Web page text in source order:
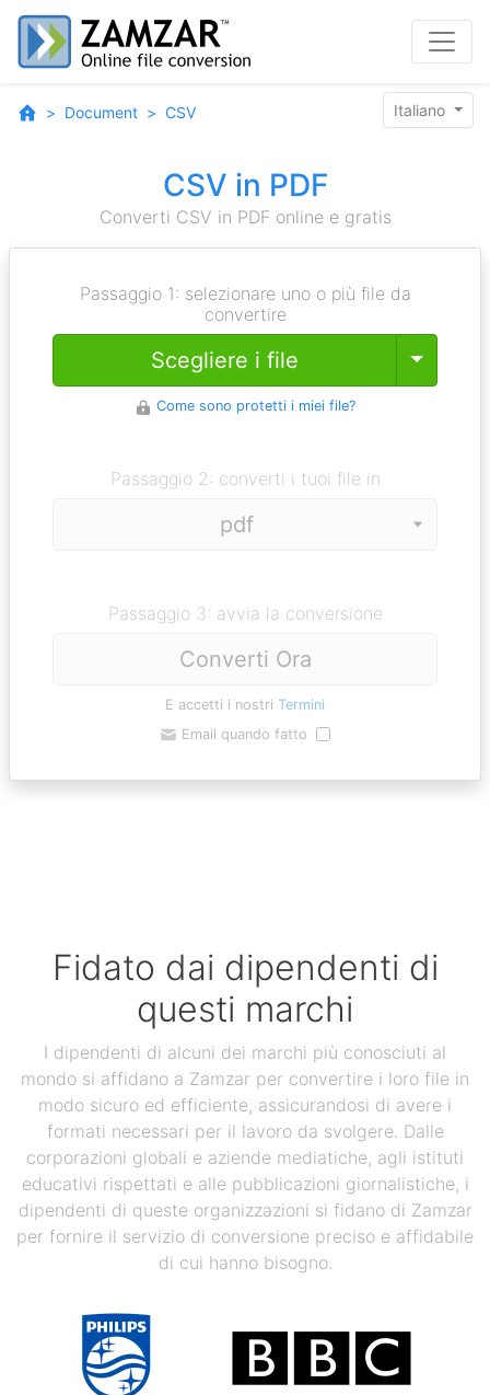
Document CSV Italiano
CSV in PDF
Converti CSV in PDF online e gratis
Passaggio 1: selezionare uno o più file da
convertire
Scegliere i file Toggle
Come sono protetti i miei file?
Passaggio 2: converti i tuoi file in
Passaggio 3: avvia la conversione
Converti Ora
E accetti i nostri Termini
Email quando fatto
Fidato dai dipendenti di
questi marchi
I dipendenti di alcuni dei marchi più conosciuti al
mondo si affidano a Zamzar per convertire i loro file in
modo sicuro ed efficiente, assicurandosi di avere i
formati necessari per il lavoro da svolgere. Dalle
corporazioni globali e aziende mediatiche, agli istituti
educativi rispettati e alle pubblicazioni giornalistiche, i
dipendenti di queste organizzazioni si fidano di Zamzar
per fornire il servizio di conversione preciso e affidabile
di cui hanno bisogno.